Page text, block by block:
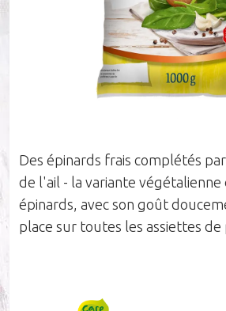
Société
Durabilité
Carrières
Équipe de vente
Des épinards frais complétés
de l'ail - la variante
épinards, avec son goût
place sur toutes les assiettes de